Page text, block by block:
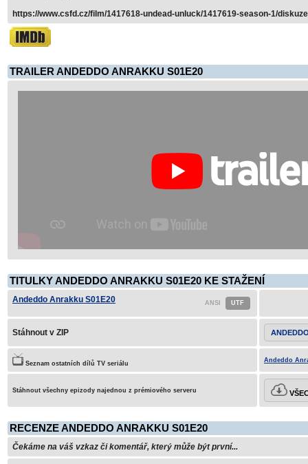
https://www.csfd.cz/film/1417618-undead-unluck/1417619-season-1/
TRAILER ANDEDDO ANRAKKU S01E20
TITULKY ANDEDDO ANRAKKU S01E20 KE STAŽENÍ
Andeddo Anrakku S01E20
Stáhnout v ZIP
Seznam ostatních dílů TV seriálu Andeddo
Stáhnout všechny epizody najednou z prémiového serveru
RECENZE ANDEDDO ANRAKKU S01E20
Čekáme na váš vzkaz či komentář, který může být první...